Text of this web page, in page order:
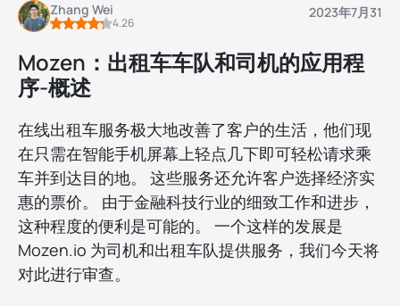
Zhang Wei
4.26
2023年7月31
Mozen：出租车车队和司机的应用程
序-概述
在线出租车服务极大地改善了客户的生活，他们现
在只需在智能手机屏幕上轻点几下即可轻松请求乘
车并到达目的地。 这些服务还允许客户选择经济实
惠的票价。 由于金融科技行业的细致工作和进步，
这种程度的便利是可能的。 一个这样的发展是
Mozen.io 为司机和出租车队提供服务，我们今天将
对此进行审查。